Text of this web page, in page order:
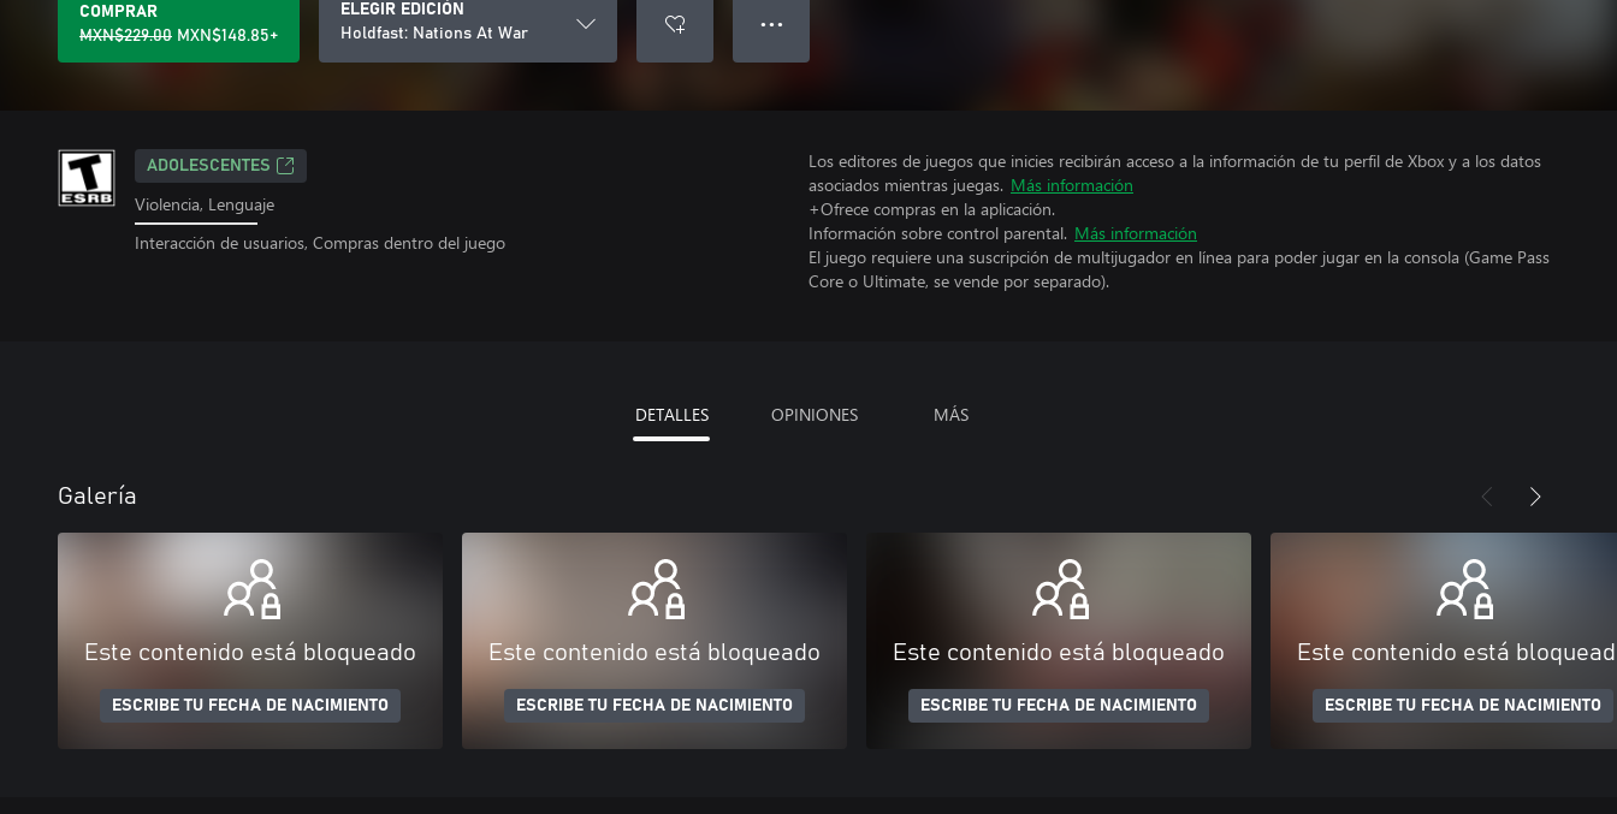
COMPRAR
MXN$229.00 MXN$148.85+
ELEGIR EDICIÓN
Holdfast: Nations At War
● ● ●
ADOLESCENTES
Violencia, Lenguaje
Interacción de usuarios, Compras dentro del juego
Los editores de juegos que inicies recibirán acceso a la información de tu perfil de Xbox y a los datos
asociados mientras juegas. Más información
+Ofrece compras en la aplicación.
Información sobre control parental. Más información
El juego requiere una suscripción de multijugador en línea para poder jugar en la consola (Game Pass
Core o Ultimate, se vende por separado).
DETALLES OPINIONES MÁS
Galería
Este contenido está bloqueado
ESCRIBE TU FECHA DE NACIMIENTO
Este contenido está bloqueado
ESCRIBE TU FECHA DE NACIMIENTO
Este contenido está bloqueado
ESCRIBE TU FECHA DE NACIMIENTO
Este contenido está
ESCRIBE TU FECHA DE NACIMIENTO